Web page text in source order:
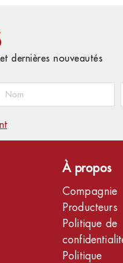
dernières nouveautés
À propos
Compagnie
Producteurs
Politique de
Politique